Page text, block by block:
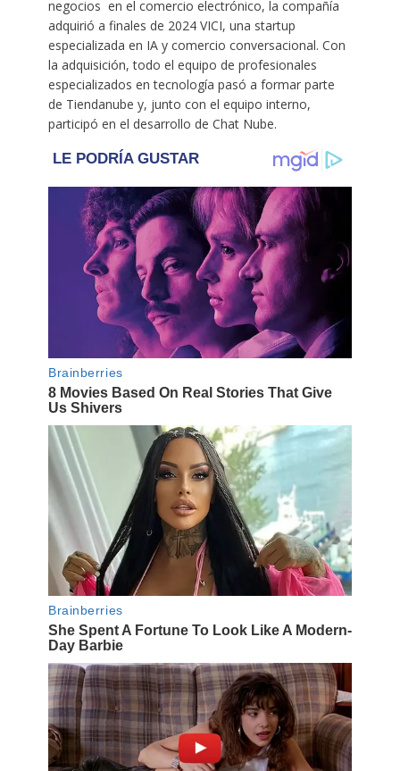
negocios en el comercio electrónico, la compañía
adquirió a finales de 2024 VICI, una startup
especializada en IA y comercio conversacional. Con
la adquisición, todo el equipo de profesionales
especializados en tecnología pasó a formar parte
de Tiendanube y, junto con el equipo interno,
participó en el desarrollo de Chat Nube.